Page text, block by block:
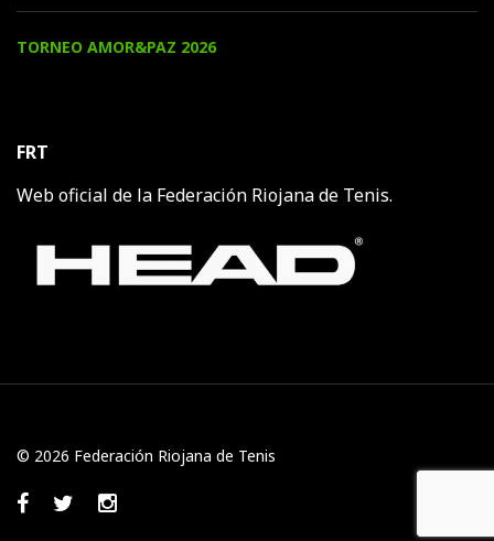
TORNEO AMOR&PAZ 2026
FRT
Web oficial de la Federación Riojana de Tenis.
© 2026 Federación Riojana de Tenis
FacebookTwitterInstagram